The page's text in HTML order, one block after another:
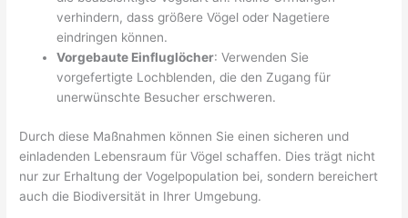
verhindern, dass größere Vögel oder Nagetiere
eindringen können.
Vorgebaute Einfluglöcher: Verwenden Sie
vorgefertigte Lochblenden, die den Zugang für
unerwünschte Besucher erschweren.
Durch diese Maßnahmen können Sie einen sicheren und
einladenden Lebensraum für Vögel schaffen. Dies trägt nicht
nur zur Erhaltung der Vogelpopulation bei, sondern bereichert
auch die Biodiversität in Ihrer Umgebung.